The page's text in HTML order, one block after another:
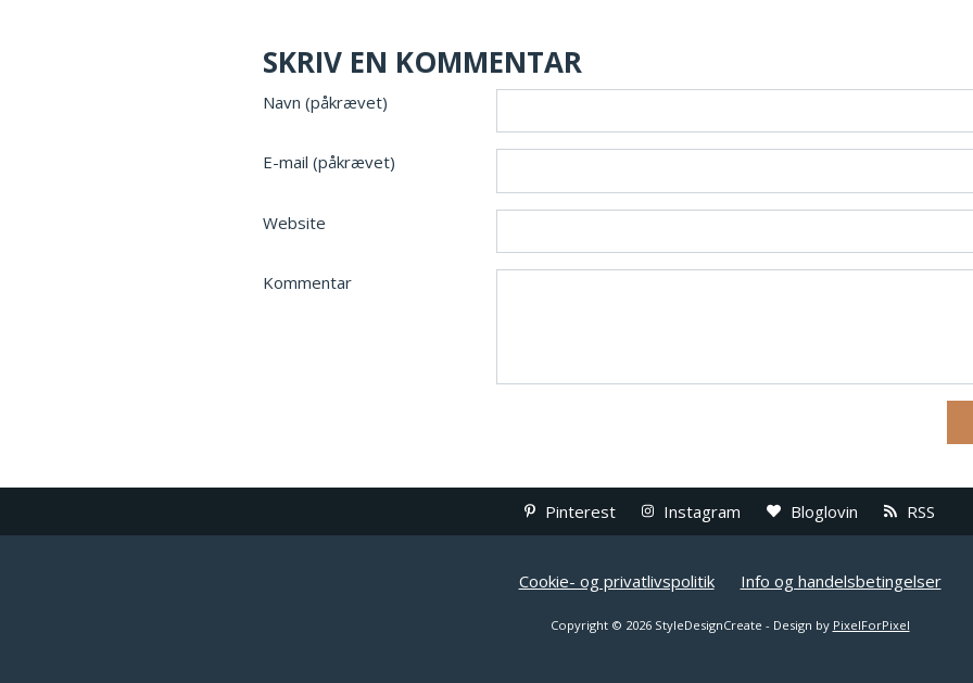
SKRIV EN KOMMENTAR
Navn (påkrævet)
E-mail (påkrævet)
Website
Kommentar
Pinterest Instagram Bloglovin RSS
Cookie- og privatlivspolitik Info og handelsbetingelser
Copyright © 2026 StyleDesignCreate - Design by PixelForPixel